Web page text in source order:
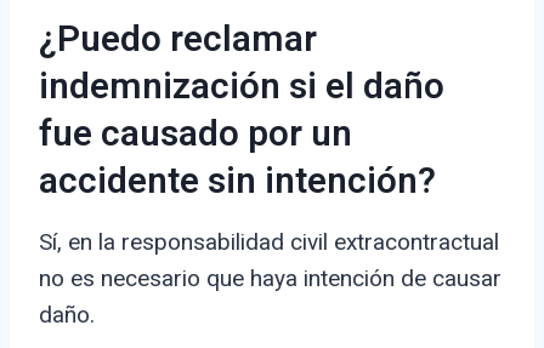
¿Puedo reclamar
indemnización si el daño
fue causado por un
accidente sin intención?
Sí, en la responsabilidad civil extracontractual
no es necesario que haya intención de causar
daño.